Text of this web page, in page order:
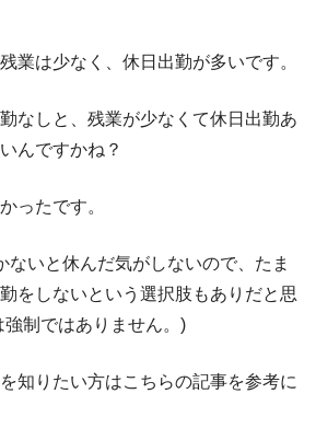
業は少なく、休日出勤が多いです。
なしと、残業が少なくて休日出勤あ
んですかね？
ったです。
ないと休んだ気がしないので、たま
をしないという選択肢もありだと思
制ではありません。)
知りたい方はこちらの記事を参考に